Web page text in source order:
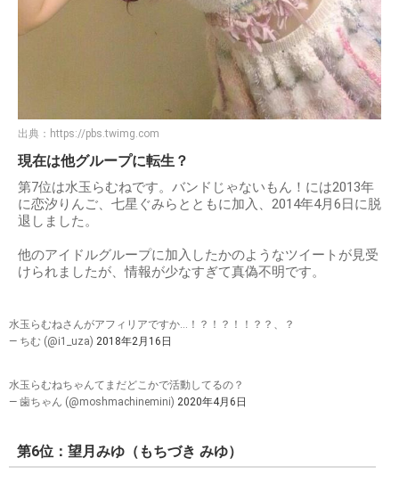
出典： https://pbs.twimg.com
現在は他グループに転生？
第7位は水玉らむねです。バンドじゃないもん！には2013年
に恋汐りんご、七星ぐみらとともに加入、2014年4月6日に脱
退しました。
他のアイドルグループに加入したかのようなツイートが見受
けられましたが、情報が少なすぎて真偽不明です。
水玉らむねさんがアフィリアですか…！？！？！！？？、？
— ちむ (@i1_uza) 2018年2月16日
水玉らむねちゃんてまだどこかで活動してるの？
— 歯ちゃん (@moshmachinemini) 2020年4月6日
第6位：望月みゆ（もちづき みゆ）